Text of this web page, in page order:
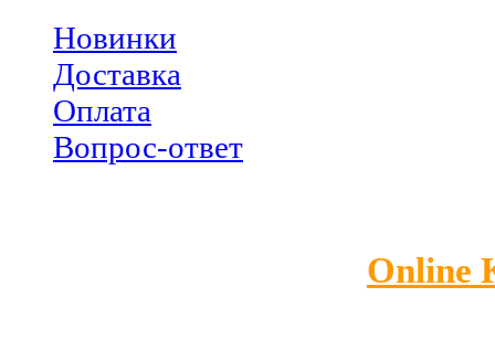
Новинки
Доставка
Оплата
Вопрос-ответ
Online